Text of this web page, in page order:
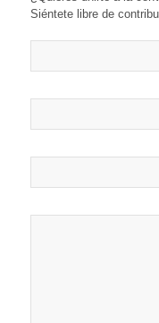
Siéntete libre de